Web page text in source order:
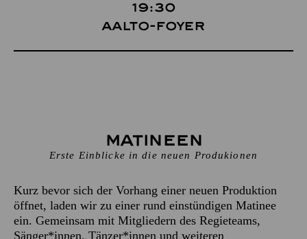
19:30
Aalto-Foyer
Matineen
Erste Einblicke in die neuen Produkionen
Kurz bevor sich der Vorhang einer neuen Produktion
öffnet, laden wir zu einer rund einstündigen Matinee
ein. Gemeinsam mit Mitgliedern des Regieteams,
Sänger*innen, Tänzer*innen und weiteren